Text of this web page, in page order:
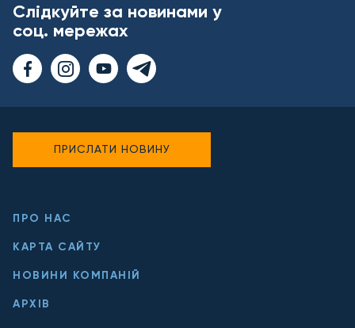
Слідкуйте за новинами у
соц. мережах
ПРО НАС
КАРТА САЙТУ
НОВИНИ КОМПАНІЙ
АРХІВ
ПРИСЛАТИ НОВИНУ